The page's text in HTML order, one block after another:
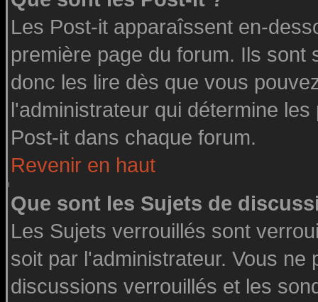
Les Post-it apparaîssent en-
première page du forum. Ils
donc les lire dès que vous
l'administrateur qui détermine
Post-it dans chaque forum.
Revenir en haut
Que sont les Sujets de
Les Sujets verrouillés sont
soit par l'administrateur. Vous
discussions verrouillés et les